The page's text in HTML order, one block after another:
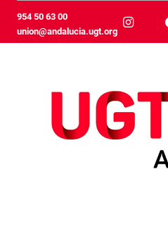
Skip to Main Content
954 50 63 00
union@andalucia.ugt.org